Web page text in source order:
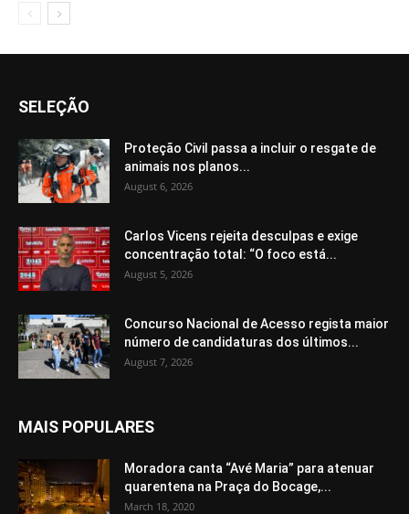
SELEÇÃO
Proteção Civil passa a incluir o resgate de
animais nos planos...
August 6, 2026
Carlos Vicens rejeita desculpas e exige
concentração total: “O foco está...
August 5, 2026
Concurso Nacional de Acesso regista maior
número de candidaturas dos últimos...
August 7, 2026
MAIS POPULARES
Moradora canta “Avé Maria” para atenuar
quarentena na Praça do Bocage,...
March 18, 2020